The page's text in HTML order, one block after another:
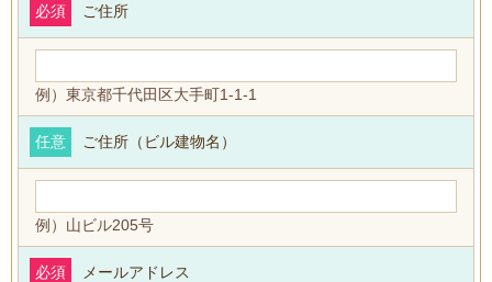
ご住所
必須
例）東京都千代田区大手町1-1-1
ご住所（ビル建物名）
任意
例）山ビル205号
メールアドレス
必須